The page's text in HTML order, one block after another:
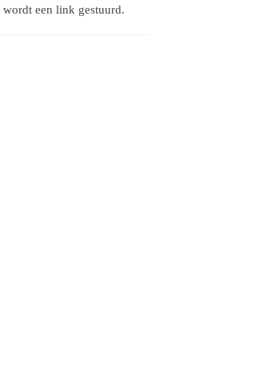
wordt een link gestuurd.